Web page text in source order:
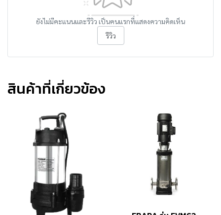
ยังไม่มีคะแนนและรีวิว เป็นคนแรกที่แสดงความคิดเห็น
รีวิว
สินค้าที่เกี่ยวข้อง